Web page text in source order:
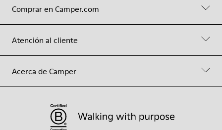
Comprar en Camper.com
Atención al cliente
Acerca de Camper